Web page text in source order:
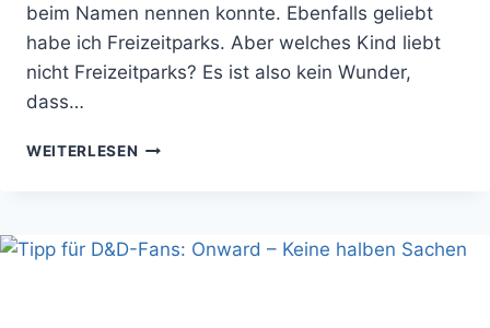
beim Namen nennen konnte. Ebenfalls geliebt
habe ich Freizeitparks. Aber welches Kind liebt
nicht Freizeitparks? Es ist also kein Wunder,
dass…
WEITERLESEN FILMKRITIK:
ADRENALINSPIEGEL